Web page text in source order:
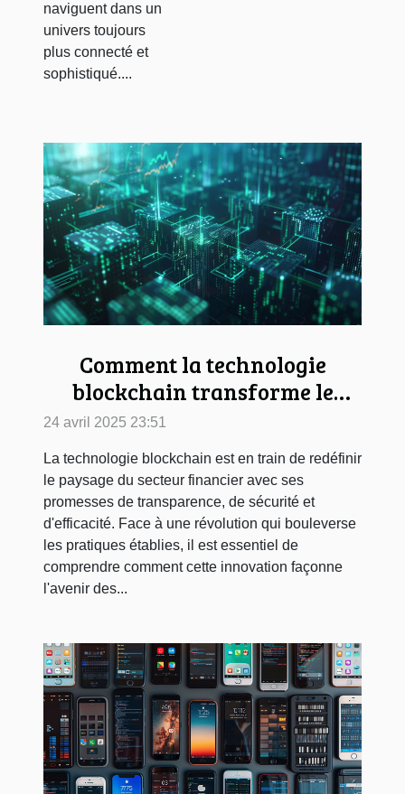
naviguent dans un
univers toujours
plus connecté et
sophistiqué....
Comment la technologie
blockchain transforme le
secteur financier perspectives
et applications concrètes
24 avril 2025 23:51
La technologie blockchain est en train de redéfinir
le paysage du secteur financier avec ses
promesses de transparence, de sécurité et
d'efficacité. Face à une révolution qui bouleverse
les pratiques établies, il est essentiel de
comprendre comment cette innovation façonne
l'avenir des...